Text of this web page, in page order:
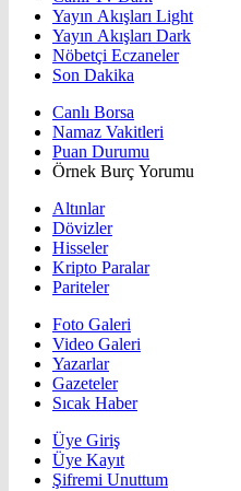
Yayın Akışları Light
Yayın Akışları Dark
Nöbetçi Eczaneler
Son Dakika
Canlı Borsa
Namaz Vakitleri
Puan Durumu
Örnek Burç Yorumu
Altınlar
Dövizler
Hisseler
Kripto Paralar
Pariteler
Foto Galeri
Video Galeri
Yazarlar
Gazeteler
Sıcak Haber
Üye Giriş
Üye Kayıt
Şifremi Unuttum